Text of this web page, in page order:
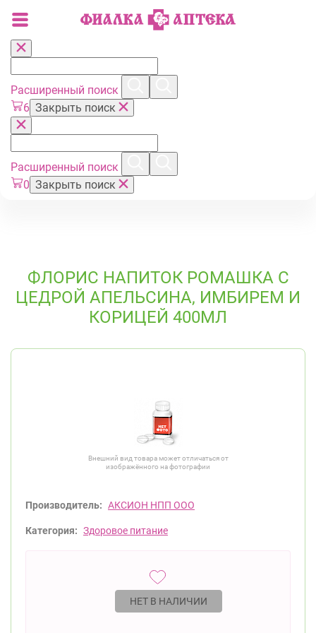
Расширенный поиск
6 Закрыть поиск
Расширенный поиск
0 Закрыть поиск
ФЛОРИС НАПИТОК РОМАШКА С
ЦЕДРОЙ АПЕЛЬСИНА, ИМБИРЕМ И
КОРИЦЕЙ 400МЛ
Внешний вид товара может отличаться от
изображённого на фотографии
Производитель: АКСИОН НПП ООО
Категория: Здоровое питание
НЕТ В НАЛИЧИИ